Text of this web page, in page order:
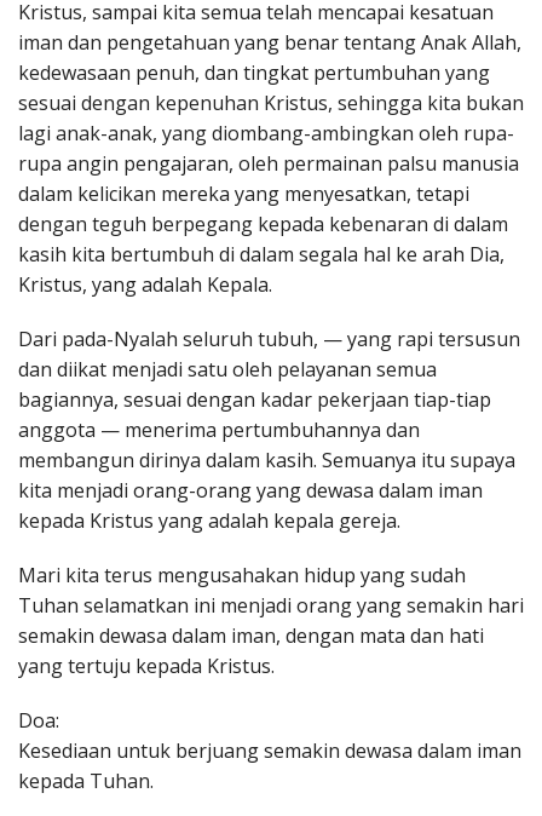
Kristus, sampai kita semua telah mencapai kesatuan
iman dan pengetahuan yang benar tentang Anak Allah,
kedewasaan penuh, dan tingkat pertumbuhan yang
sesuai dengan kepenuhan Kristus, sehingga kita bukan
lagi anak-anak, yang diombang-ambingkan oleh rupa-
rupa angin pengajaran, oleh permainan palsu manusia
dalam kelicikan mereka yang menyesatkan, tetapi
dengan teguh berpegang kepada kebenaran di dalam
kasih kita bertumbuh di dalam segala hal ke arah Dia,
Kristus, yang adalah Kepala.
Dari pada-Nyalah seluruh tubuh, — yang rapi tersusun
dan diikat menjadi satu oleh pelayanan semua
bagiannya, sesuai dengan kadar pekerjaan tiap-tiap
anggota — menerima pertumbuhannya dan
membangun dirinya dalam kasih. Semuanya itu supaya
kita menjadi orang-orang yang dewasa dalam iman
kepada Kristus yang adalah kepala gereja.
Mari kita terus mengusahakan hidup yang sudah
Tuhan selamatkan ini menjadi orang yang semakin hari
semakin dewasa dalam iman, dengan mata dan hati
yang tertuju kepada Kristus.
Doa:
Kesediaan untuk berjuang semakin dewasa dalam iman
kepada Tuhan.